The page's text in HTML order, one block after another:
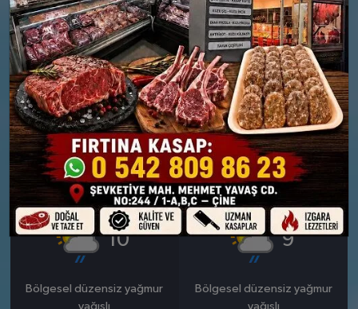
9°
Parçalı Bulutlu
Nem: %88
Rüzgar: 12 km/h
10°
Güneşli
Nem: %76
Rüzgar: 24 km/h
28 MART
CUMARTESI
10°
Bölgesel düzensiz yağmur
yağışlı
29 MART
PAZAR
9°
Bölgesel düzensiz yağmur
yağışlı